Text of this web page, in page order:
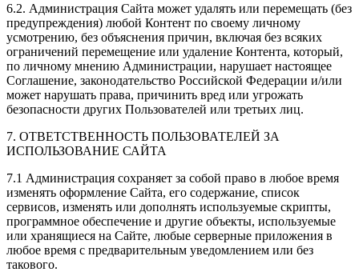
6.2. Администрация Сайта может удалять или перемещать (без
предупреждения) любой Контент по своему личному
усмотрению, без объяснения причин, включая без всяких
ограничений перемещение или удаление Контента, который,
по личному мнению Администрации, нарушает настоящее
Соглашение, законодательство Российской Федерации и/или
может нарушать права, причинить вред или угрожать
безопасности других Пользователей или третьих лиц.
7. ОТВЕТСТВЕННОСТЬ ПОЛЬЗОВАТЕЛЕЙ ЗА
ИСПОЛЬЗОВАНИЕ САЙТА
7.1 Администрация сохраняет за собой право в любое время
изменять оформление Сайта, его содержание, список
сервисов, изменять или дополнять используемые скрипты,
программное обеспечение и другие объекты, используемые
или хранящиеся на Сайте, любые серверные приложения в
любое время с предварительным уведомлением или без
такового.